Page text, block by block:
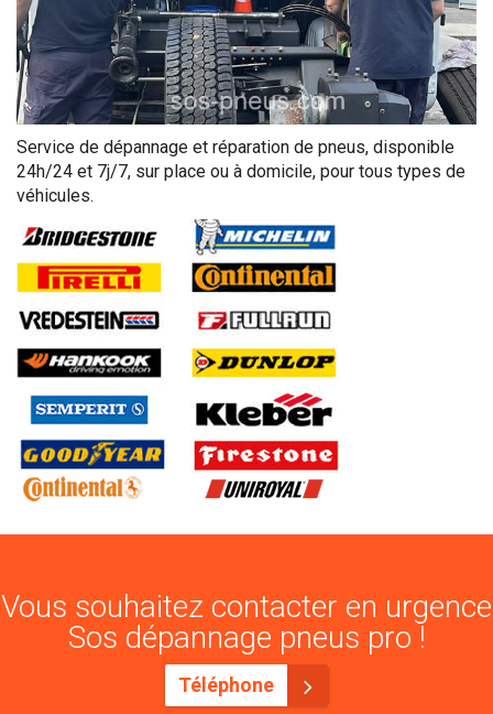
Service de dépannage et réparation de pneus, disponible
24h/24 et 7j/7, sur place ou à domicile, pour tous types de
véhicules.
Vous souhaitez contacter en urgence
Sos dépannage pneus pro !
Téléphone